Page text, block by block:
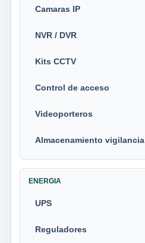
Camaras IP
NVR / DVR
Kits CCTV
Control de acceso
Videoporteros
Almacenamiento vigilancia
ENERGIA
UPS
Reguladores